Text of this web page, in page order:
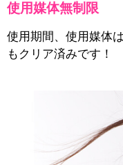
使用媒体無制限
使用期間、使用媒体
もクリア済みです！